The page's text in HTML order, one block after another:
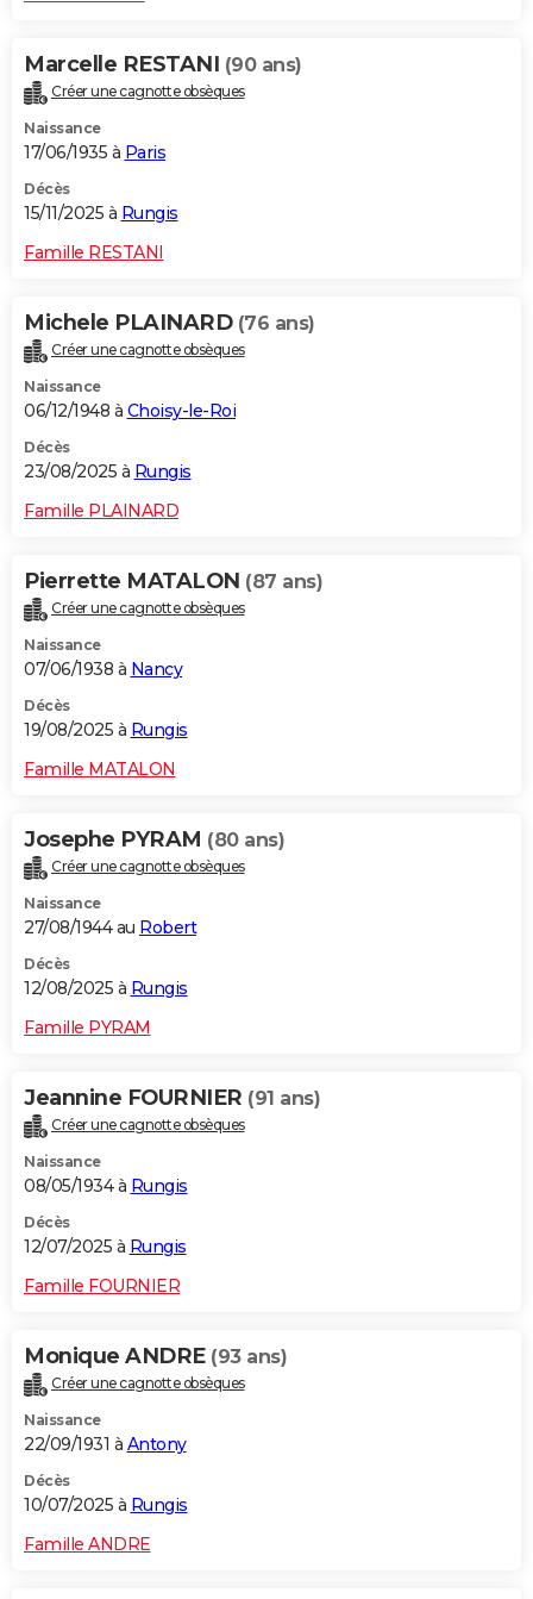
Marcelle RESTANI (90 ans)
Créer une cagnotte obsèques
Naissance
17/06/1935 à Paris
Décès
15/11/2025 à Rungis
Famille RESTANI
Michele PLAINARD (76 ans)
Créer une cagnotte obsèques
Naissance
06/12/1948 à Choisy-le-Roi
Décès
23/08/2025 à Rungis
Famille PLAINARD
Pierrette MATALON (87 ans)
Créer une cagnotte obsèques
Naissance
07/06/1938 à Nancy
Décès
19/08/2025 à Rungis
Famille MATALON
Josephe PYRAM (80 ans)
Créer une cagnotte obsèques
Naissance
27/08/1944 au Robert
Décès
12/08/2025 à Rungis
Famille PYRAM
Jeannine FOURNIER (91 ans)
Créer une cagnotte obsèques
Naissance
08/05/1934 à Rungis
Décès
12/07/2025 à Rungis
Famille FOURNIER
Monique ANDRE (93 ans)
Créer une cagnotte obsèques
Naissance
22/09/1931 à Antony
Décès
10/07/2025 à Rungis
Famille ANDRE